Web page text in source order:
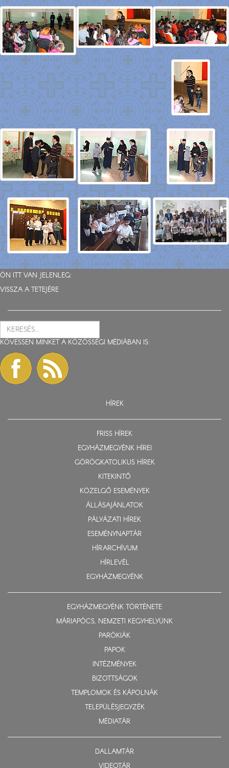
ÖN ITT VAN JELENLEG:
VISSZA A TETEJÉRE
KÖVESSEN MINKET A KÖZÖSSÉGI MÉDIÁBAN IS:
HÍREK
FRISS HÍREK
EGYHÁZMEGYÉNK HÍREI
GÖRÖGKATOLIKUS HÍREK
KITEKINTŐ
KÖZELGŐ ESEMÉNYEK
ÁLLÁSAJÁNLATOK
PÁLYÁZATI HÍREK
ESEMÉNYNAPTÁR
HÍRARCHÍVUM
HÍRLEVÉL
EGYHÁZMEGYÉNK
EGYHÁZMEGYÉNK TÖRTÉNETE
MÁRIAPÓCS, NEMZETI KEGYHELYÜNK
PARÓKIÁK
PAPOK
INTÉZMÉNYEK
BIZOTTSÁGOK
TEMPLOMOK ÉS KÁPOLNÁK
TELEPÜLÉSJEGYZÉK
MÉDIATÁR
DALLAMTÁR